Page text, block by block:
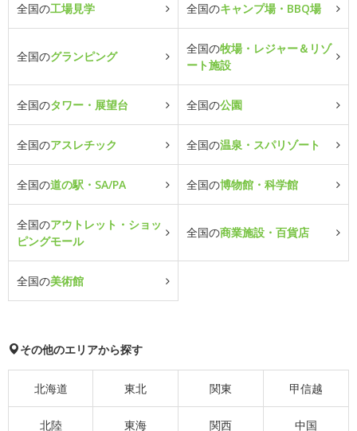
全国の工場見学 全国のキャンプ場・BBQ場
全国のグランピング
全国の牧場・レジャー＆リゾ
ート施設
全国のタワー・展望台 全国の公園
全国のアスレチック 全国の温泉・スパリゾート
全国の道の駅・SA/PA 全国の博物館・科学館
全国のアウトレット・ショッ
ピングモール
全国の商業施設・百貨店
全国の美術館
その他のエリアから探す
北海道 東北 関東 甲信越
北陸 東海 関西 中国